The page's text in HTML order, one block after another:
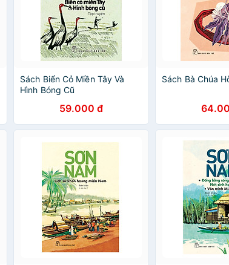
Sách Biển Cỏ Miền Tây Và
Hình Bóng Cũ
59.000 đ
Sách Bà Chúa